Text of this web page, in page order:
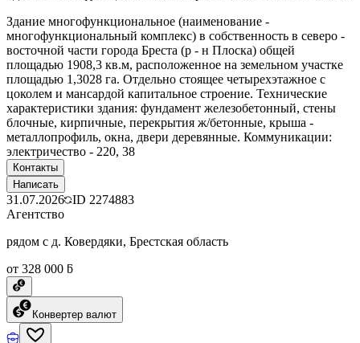
Здание многофункциональное (наименование -
многофункциональный комплекс) в собственность в северо -
восточной части города Бреста (р - н Плоска) общей
площадью 1908,3 кв.м, расположенное на земельном участке
площадью 1,3028 га. Отдельно стоящее четырехэтажное с
цоколем и мансардой капитальное строение. Технические
характеристики здания: фундамент железобетонный, стены
блочные, кирпичные, перекрытия ж/бетонные, крыша -
металлопрофиль, окна, двери деревянные. Коммуникации:
электричество - 220, 38
Контакты
Написать
31.07.2026 ID 2274883
Агентство
рядом с д. Ковердяки, Брестская область
от 328 000 ƃ
Конвертер валют